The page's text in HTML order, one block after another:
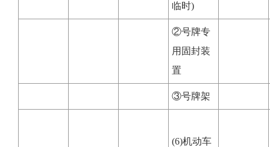
临时)
②号牌专
用固封装
置
③号牌架
(6)机动车